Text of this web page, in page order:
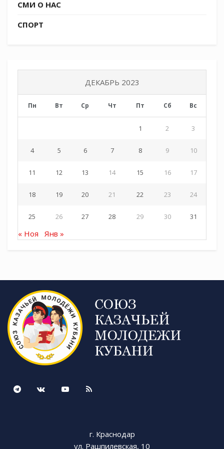
СМИ О НАС
СПОРТ
ДЕКАБРЬ 2023
Пн Вт Ср Чт Пт Сб Вс
1 2 3
4 5 6 7 8 9 10
11 12 13 14 15 16 17
18 19 20 21 22 23 24
25 26 27 28 29 30 31
« Ноя Янв »
г. Краснодар
ул. Рашпилевская, 10